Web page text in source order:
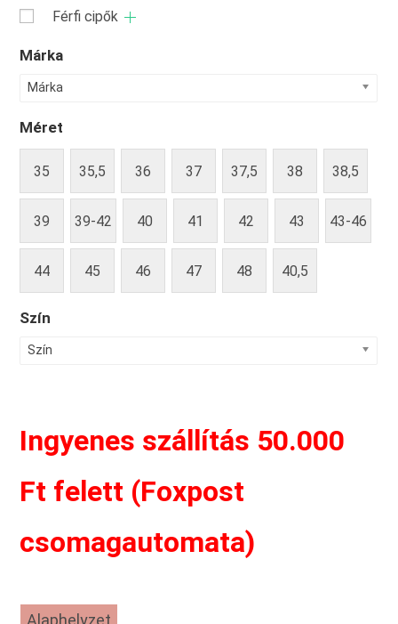
Férfi cipők
Márka
Márka
Méret
35 35,5 36 37 37,5 38 38,5
39 39-42 40 41 42 43 43-46
44 45 46 47 48 40,5
Szín
Szín
Ingyenes szállítás 50.000
Ft felett (Foxpost
csomagautomata)
Alaphelyzet